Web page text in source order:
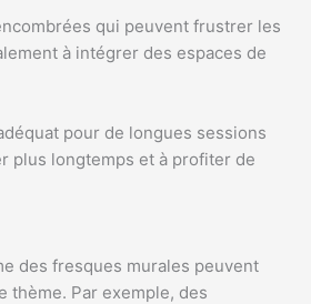
qui peuvent frustrer les
à intégrer des espaces de
pour de longues sessions
plus longtemps et à profiter de
des fresques murales peuvent
thème. Par exemple, des